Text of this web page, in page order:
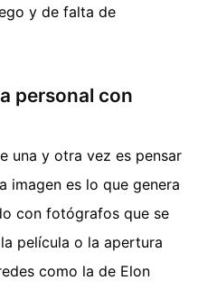
y de falta de
personal con
una y otra vez es pensar
imagen es lo que genera
con fotógrafos que se
película o la apertura
como la de Elon